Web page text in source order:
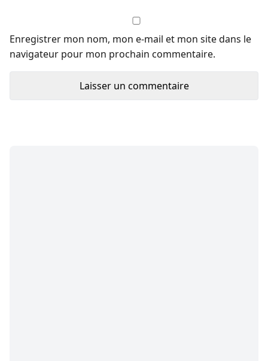
Enregistrer mon nom, mon e-mail et mon site dans le
navigateur pour mon prochain commentaire.